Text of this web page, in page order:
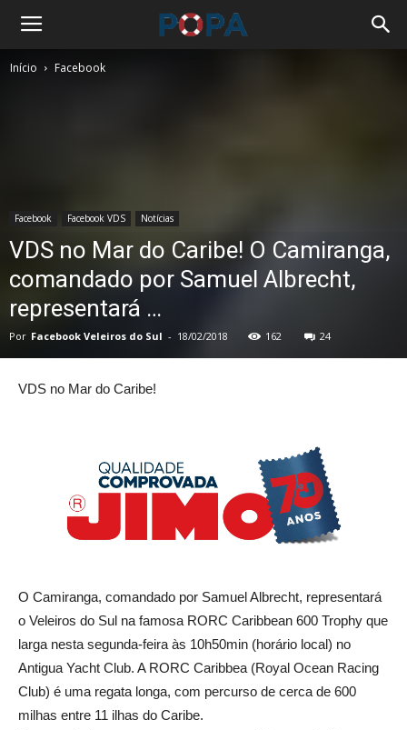
Início Facebook
Facebook Facebook VDS Notícias
VDS no Mar do Caribe! O Camiranga,
comandado por Samuel Albrecht,
representará …
Por Facebook Veleiros do Sul - 18/02/2018 162 24
VDS no Mar do Caribe!
O Camiranga, comandado por Samuel Albrecht, representará
o Veleiros do Sul na famosa RORC Caribbean 600 Trophy que
larga nesta segunda-feira às 10h50min (horário local) no
Antigua Yacht Club. A RORC Caribbea (Royal Ocean Racing
Club) é uma regata longa, com percurso de cerca de 600
milhas entre 11 ilhas do Caribe.